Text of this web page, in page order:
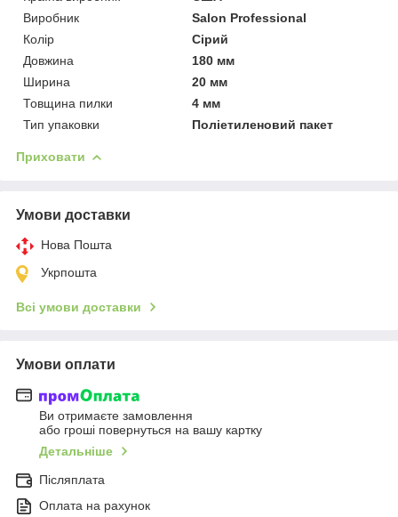
Виробник
Salon Professional
Колір
Сірий
Довжина
180 мм
Ширина
20 мм
Товщина пилки
4 мм
Тип упаковки
Поліетиленовий пакет
Приховати
Умови доставки
Нова Пошта
Укрпошта
Всі умови доставки
Умови оплати
Ви отримаєте замовлення
або гроші повернуться на вашу картку
Детальніше
Післяплата
Оплата на рахунок